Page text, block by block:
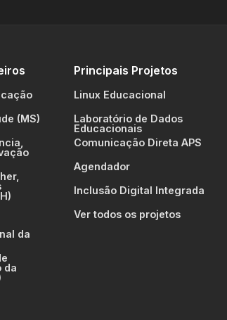
(MS)
da
da
Principais Projetos
Linux Educacional
Laboratório de Dados
Educacionais
Comunicação Direta APS
Agendador
Inclusão Digital Integrada
Ver todos os projetos